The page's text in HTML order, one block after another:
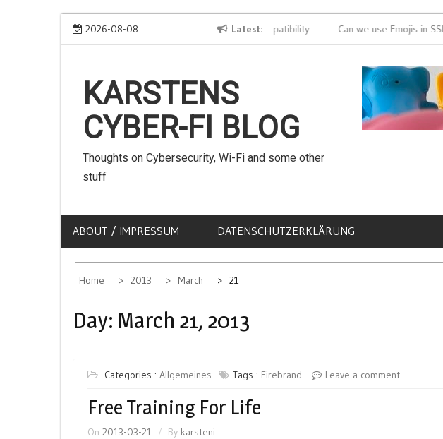
Skip
2026-08-08 Latest
We can use Emojis in SSIDs! – The Client Compatibility Can we use Emojis in SSIDs?
KARSTENS
CYBER-FI BLOG
Thoughts on Cybersecurity, Wi-Fi and some other
stuff
ABOUT / IMPRESSUM DATENSCHUTZERKLÄRUNG
Home 2013 March 21
Day: March 21, 2013
Categories : Allgemeines Tags : Firebrand Leave a comment
Free Training For Life
On 2013-03-21 By karsteni